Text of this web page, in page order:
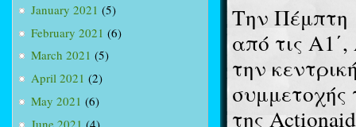
January 2021 (5)
February 2021 (6)
March 2021 (5)
April 2021 (2)
May 2021 (6)
June 2021 (4)
Την Πέμπτη
από τις
την
της Actionaid